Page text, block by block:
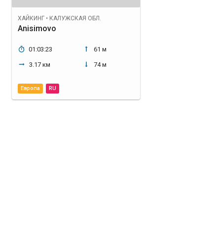
ХАЙКИНГ • КАЛУЖСКАЯ ОБЛ.
Anisimovo
01:03:23
3.17 км
61 м
74 м
Европа RU